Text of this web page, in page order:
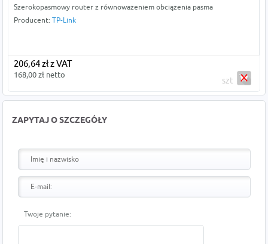
Szerokopasmowy router z równoważeniem obciążenia pasma
Producent: TP-Link
206,64 zł z VAT
168,00 zł netto
szt
ZAPYTAJ O SZCZEGÓŁY
Twoje pytanie: